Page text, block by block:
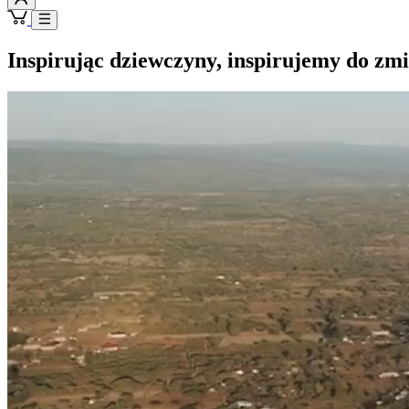
Inspirując dziewczyny, inspirujemy do